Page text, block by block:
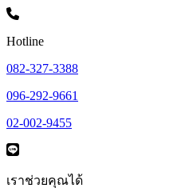
Hotline
082-327-3388
096-292-9661
02-002-9455
เราช่วยคุณได้